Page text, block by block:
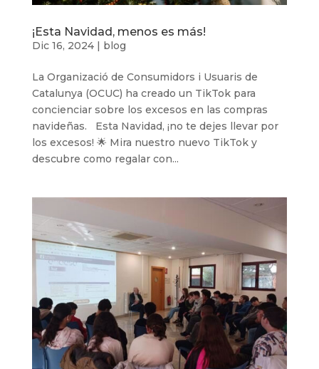
¡Esta Navidad, menos es más!
Dic 16, 2024| blog
La Organizació de Consumidors i Usuaris de
Catalunya (OCUC) ha creado un TikTok para
concienciar sobre los excesos en las compras
navideñas. Esta Navidad, ¡no te dejes llevar por
los excesos! 🌟 Mira nuestro nuevo TikTok y
descubre como regalar con...